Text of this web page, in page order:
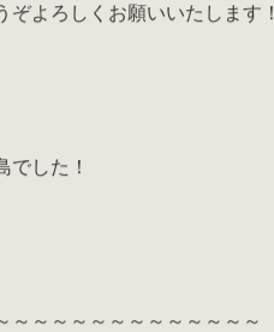
ぞよろしくお願いいたします！
でした！
～～～～～～～～～～～～～